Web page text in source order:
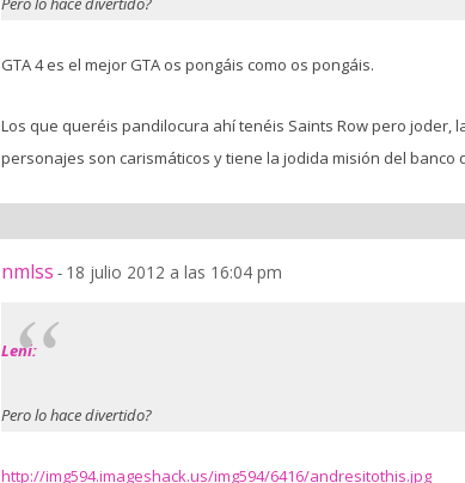
GTA 4 es el mejor GTA os pongáis como os pongáis.
Los que queréis pandilocura ahí tenéis Saints Row pero joder,
personajes son carismáticos y tiene la jodida misión del banco
nmlss - 18 julio 2012 a las 16:04 pm
Leni:
Pero lo hace divertido?
http://img594.imageshack.us/img594/6416/andresitothis.jpg